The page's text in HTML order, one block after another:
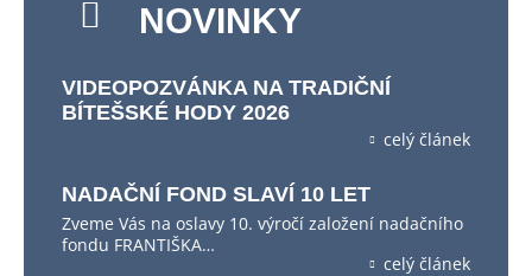
NOVINKY
VIDEOPOZVÁNKA NA TRADIČNÍ
BÍTEŠSKÉ HODY 2026
celý článek
NADAČNÍ FOND SLAVÍ 10 LET
Zveme Vás na oslavy 10. výročí založení nadačního
fondu FRANTIŠKA…
celý článek